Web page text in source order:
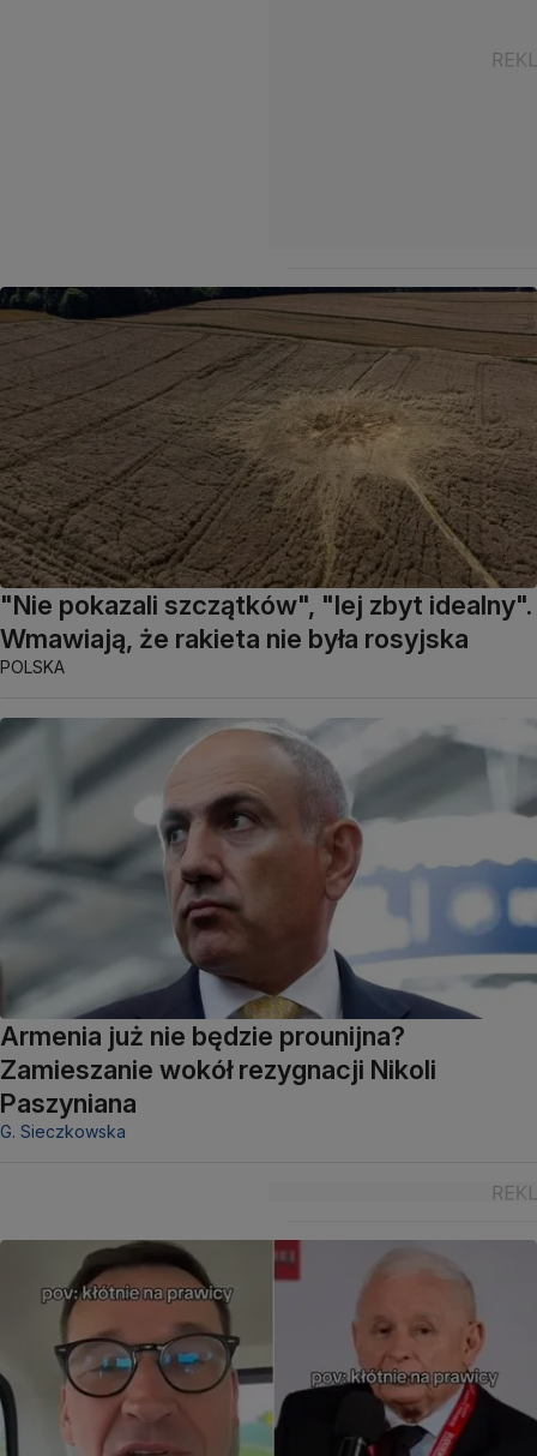
"Nie pokazali szczątków", "lej zbyt idealny".
Wmawiają, że rakieta nie była rosyjska
POLSKA
Armenia już nie będzie prounijna?
Zamieszanie wokół rezygnacji Nikoli
Paszyniana
G. Sieczkowska